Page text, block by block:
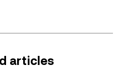
including stable-coins,
can fluctuate greatly, and
articles